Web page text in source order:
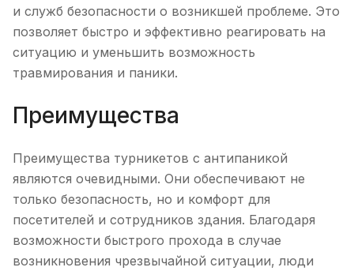
и служб безопасности о возникшей проблеме. Это
позволяет быстро и эффективно реагировать на
ситуацию и уменьшить возможность
травмирования и паники.
Преимущества
Преимущества турникетов с антипаникой
являются очевидными. Они обеспечивают не
только безопасность, но и комфорт для
посетителей и сотрудников здания. Благодаря
возможности быстрого прохода в случае
возникновения чрезвычайной ситуации, люди